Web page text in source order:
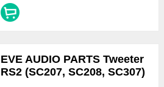
EVE AUDIO PARTS Tweeter
RS2 (SC207, SC208, SC307)